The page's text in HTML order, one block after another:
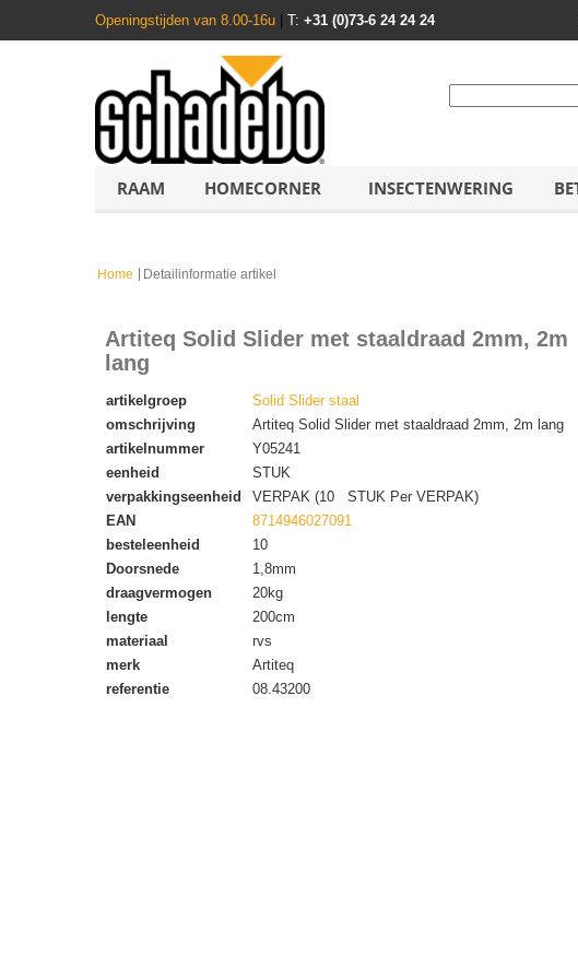
Openingstijden van 8.00-16u T: +31 (0)73-6 24 24 24
RAAM HOMECORNER INSECTENWERING
Home Detailinformatie artikel
Artiteq Solid Slider met staaldraad 2mm, 2m
lang
artikelgroep
Solid Slider staal
omschrijving
Artiteq Solid Slider met staaldraad 2mm, 2m lang
artikelnummer
Y05241
eenheid
STUK
verpakkingseenheid
VERPAK (10 STUK Per VERPAK)
EAN
8714946027091
besteleenheid
10
Doorsnede
1,8mm
draagvermogen
20kg
lengte
200cm
materiaal
rvs
merk
Artiteq
referentie
08.43200